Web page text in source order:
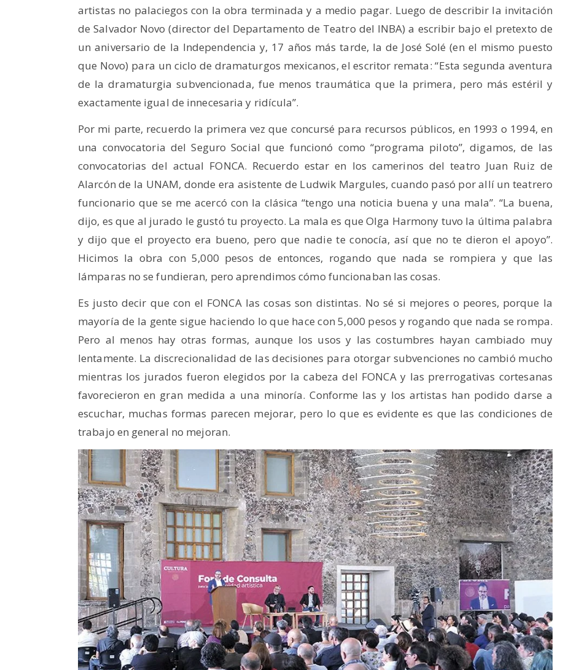
artistas no palaciegos con la obra terminada y a medio pagar. Luego de describir la invitación
de Salvador Novo (director del Departamento de Teatro del INBA) a escribir bajo el pretexto de
un aniversario de la Independencia y, 17 años más tarde, la de José Solé (en el mismo puesto
que Novo) para un ciclo de dramaturgos mexicanos, el escritor remata: “Esta segunda aventura
de la dramaturgia subvencionada, fue menos traumática que la primera, pero más estéril y
exactamente igual de innecesaria y ridícula”.
Por mi parte, recuerdo la primera vez que concursé para recursos públicos, en 1993 o 1994, en
una convocatoria del Seguro Social que funcionó como “programa piloto”, digamos, de las
convocatorias del actual FONCA. Recuerdo estar en los camerinos del teatro Juan Ruiz de
Alarcón de la UNAM, donde era asistente de Ludwik Margules, cuando pasó por allí un teatrero
funcionario que se me acercó con la clásica “tengo una noticia buena y una mala”. “La buena,
dijo, es que al jurado le gustó tu proyecto. La mala es que Olga Harmony tuvo la última palabra
y dijo que el proyecto era bueno, pero que nadie te conocía, así que no te dieron el apoyo”.
Hicimos la obra con 5,000 pesos de entonces, rogando que nada se rompiera y que las
lámparas no se fundieran, pero aprendimos cómo funcionaban las cosas.
Es justo decir que con el FONCA las cosas son distintas. No sé si mejores o peores, porque la
mayoría de la gente sigue haciendo lo que hace con 5,000 pesos y rogando que nada se rompa.
Pero al menos hay otras formas, aunque los usos y las costumbres hayan cambiado muy
lentamente. La discrecionalidad de las decisiones para otorgar subvenciones no cambió mucho
mientras los jurados fueron elegidos por la cabeza del FONCA y las prerrogativas cortesanas
favorecieron en gran medida a una minoría. Conforme las y los artistas han podido darse a
escuchar, muchas formas parecen mejorar, pero lo que es evidente es que las condiciones de
trabajo en general no mejoran.